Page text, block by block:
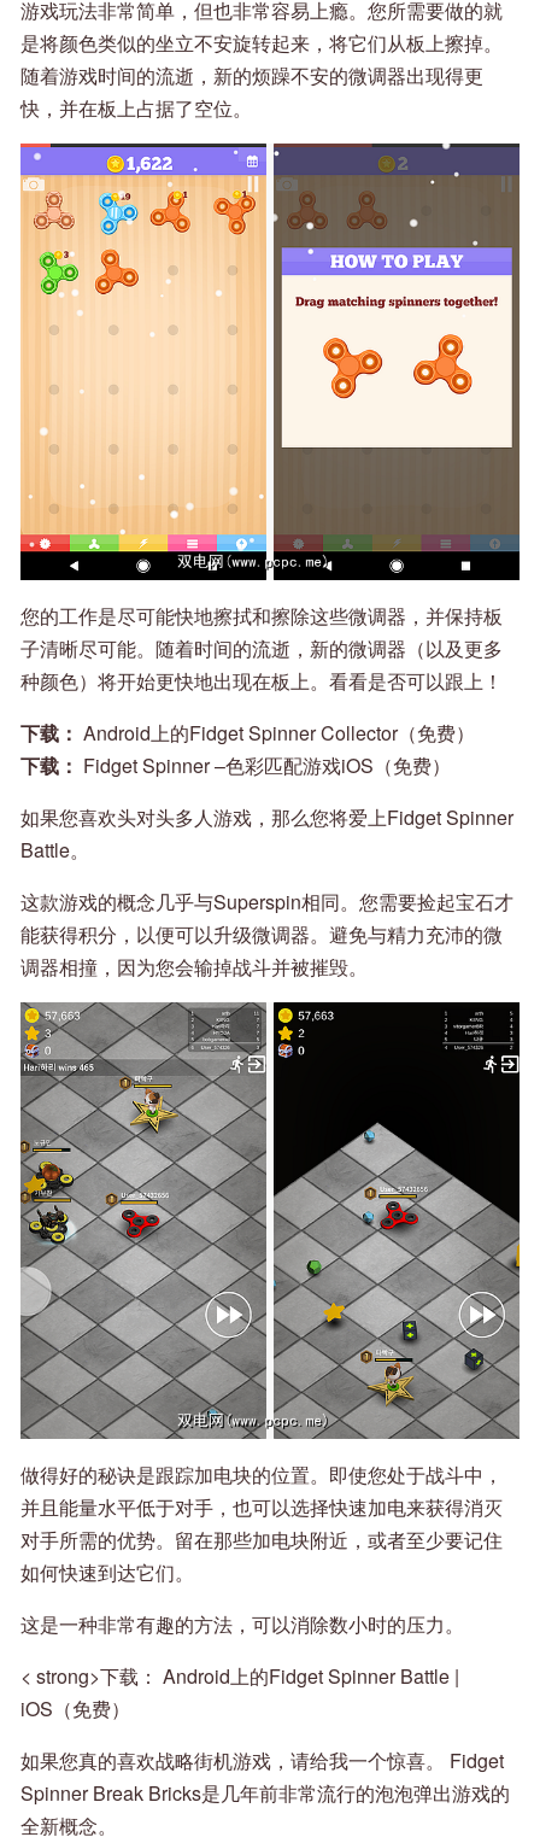
游戏玩法非常简单，但也非常容易上瘾。您所需要做的就
是将颜色类似的坐立不安旋转起来，将它们从板上擦掉。
随着游戏时间的流逝，新的烦躁不安的微调器出现得更
快，并在板上占据了空位。
您的工作是尽可能快地擦拭和擦除这些微调器，并保持板
子清晰尽可能。随着时间的流逝，新的微调器（以及更多
种颜色）将开始更快地出现在板上。看看是否可以跟上！
下载： Android上的Fidget Spinner Collector（免费）
下载： Fidget Spinner –色彩匹配游戏iOS（免费）
如果您喜欢头对头多人游戏，那么您将爱上Fidget Spinner
Battle。
这款游戏的概念几乎与Superspin相同。您需要捡起宝石才
能获得积分，以便可以升级微调器。避免与精力充沛的微
调器相撞，因为您会输掉战斗并被摧毁。
做得好的秘诀是跟踪加电块的位置。即使您处于战斗中，
并且能量水平低于对手，也可以选择快速加电来获得消灭
对手所需的优势。留在那些加电块附近，或者至少要记住
如何快速到达它们。
这是一种非常有趣的方法，可以消除数小时的压力。
< strong>下载： Android上的Fidget Spinner Battle |
iOS（免费）
如果您真的喜欢战略街机游戏，请给我一个惊喜。 Fidget
Spinner Break Bricks是几年前非常流行的泡泡弹出游戏的
全新概念。